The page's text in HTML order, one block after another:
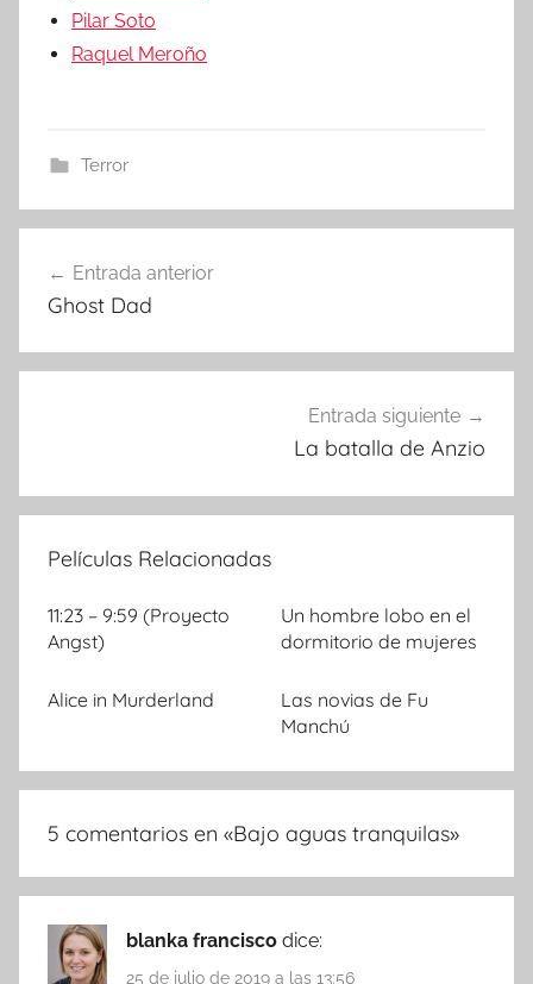
Pilar Soto
Raquel Meroño
Terror
Navegación
de
entradas
Entrada anterior
Ghost Dad
Entrada siguiente
La batalla de Anzio
Películas Relacionadas
11:23 – 9:59 (Proyecto
Angst)
Un hombre lobo en el
dormitorio de mujeres
Alice in Murderland
Las novias de Fu
Manchú
5 comentarios en «Bajo aguas tranquilas»
blanka francisco dice:
25 de julio de 2019 a las 13:56